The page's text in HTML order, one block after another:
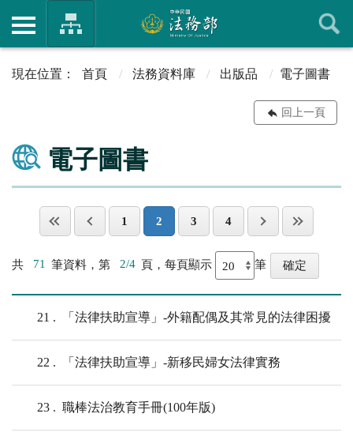
首頁 法務資料庫 出版品 電子圖書
回上一頁
電子圖書
1 2 3 4
共 71 筆資料，第 2/4 頁，每頁顯示 筆
21 「法律扶助宣導」-外籍配偶及其常見的法律困擾
22 「法律扶助宣導」-新移民婦女法律實務
23 職棒法治教育手冊(100年版)